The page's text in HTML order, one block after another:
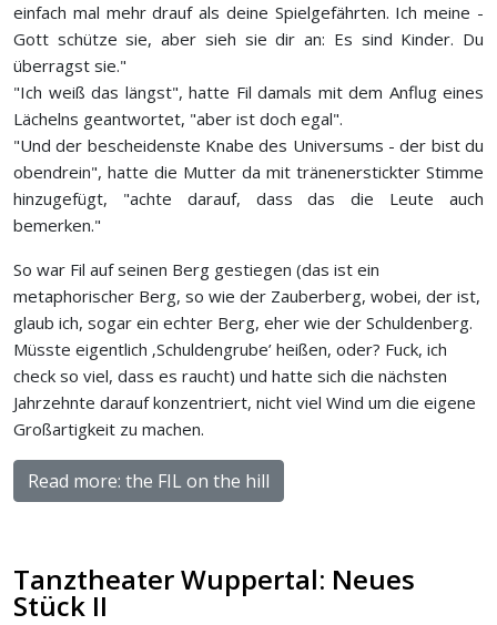
einfach mal mehr drauf als deine Spielgefährten. Ich meine -
Gott schütze sie, aber sieh sie dir an: Es sind Kinder. Du
überragst sie."
"Ich weiß das längst", hatte Fil damals mit dem Anflug eines
Lächelns geantwortet, "aber ist doch egal".
"Und der bescheidenste Knabe des Universums - der bist du
obendrein", hatte die Mutter da mit tränenerstickter Stimme
hinzugefügt, "achte darauf, dass das die Leute auch
bemerken."
So war Fil auf seinen Berg gestiegen (das ist ein
metaphorischer Berg, so wie der Zauberberg, wobei, der ist,
glaub ich, sogar ein echter Berg, eher wie der Schuldenberg.
Müsste eigentlich ‚Schuldengrube’ heißen, oder? Fuck, ich
check so viel, dass es raucht) und hatte sich die nächsten
Jahrzehnte darauf konzentriert, nicht viel Wind um die eigene
Großartigkeit zu machen.
Read more: the FIL on the hill
Tanztheater Wuppertal: Neues
Stück II